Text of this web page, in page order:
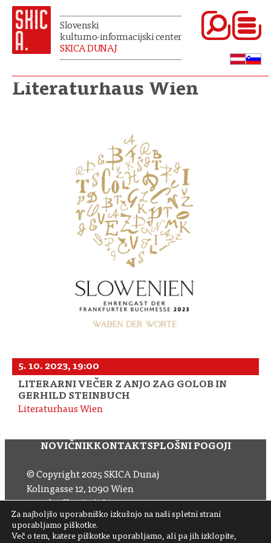
Slovenski
kulturno-informacijski center
SKICA DUNAJ
Literaturhaus Wien
5. 10. 2023, 19:00
LITERARNI VEČER Z ANJO ZAG GOLOB IN
GERHILD STEINBUCH
Literaturhaus Wien
Za najboljšo uporabniško izkušnjo na naši spletni strani
uporabljamo piškotke.
Več o tem, katere piškotke uporabljamo, ali pa jih izklopite,
NOVIČNIKKONTAKTSPLOŠNI POGOJI
© Copyright 2025 SKICA Dunaj
Kolingasse 12, 1090 Wien
Tel+43 1 319 11 60 33